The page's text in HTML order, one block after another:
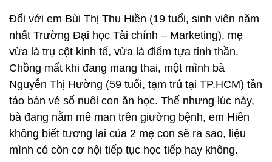
Đối với em Bùi Thị Thu Hiền (19 tuổi, sinh viên năm
nhất Trường Đại học Tài chính – Marketing), mẹ
vừa là trụ cột kinh tế, vừa là điểm tựa tinh thần.
Chồng mất khi đang mang thai, một mình bà
Nguyễn Thị Hường (59 tuổi, tạm trú tại TP.HCM) tần
tảo bán vé số nuôi con ăn học. Thế nhưng lúc này,
bà đang nằm mê man trên giường bệnh, em Hiền
không biết tương lai của 2 mẹ con sẽ ra sao, liệu
mình có còn cơ hội tiếp tục học tiếp hay không.